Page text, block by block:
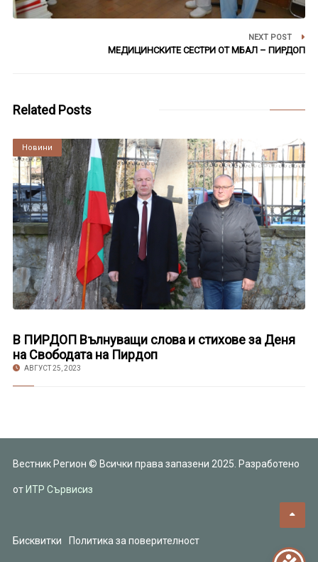
NEXT POST
МЕДИЦИНСКИТЕ СЕСТРИ ОТ МБАЛ – ПИРДОП
Related Posts
Култура
Новини
В ПИРДОП Вълнуващи слова и стихове за Деня
на Свободата на Пирдоп
АВГУСТ 25, 2023
Вестник Регион © Всички права запазени 2025. Разработено
от ИТР Сървисиз
Бисквитки Политика за поверителност